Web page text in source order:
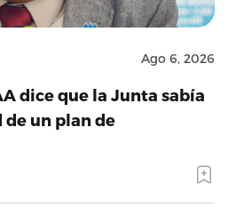
Ago 6, 2026
dice que la Junta sabía
un plan de